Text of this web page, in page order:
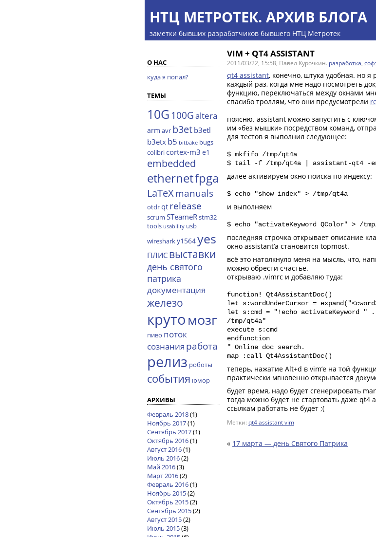
НТЦ МЕТРОТЕК. АРХИВ БЛОГА
заметки бывших разработчиков бывшего НТЦ Метротек
VIM + QT4 ASSISTANT
2011/03/22, 15:58, Павел Курочкин. разработка,
qt4 assistant, конечно, штука удобная. но
каждый раз, когда мне надо посмотреть
функцию, переключаться между окнами
спасибо троллям, что они предусмотрели
поясню. assistant можно запустить с
им «без мышки» посредством команд,
для тестов я выполнил следующее:
$ mkfifo /tmp/qt4a
$ tail -f /tmp/qt4a | assistant-qt4 -
далее активируем окно поиска по индексу:
$ echo "show index" > /tmp/qt4a
и выполняем
$ echo "activateKeyword QColor" > /
последняя строчка открывает описание
окно assistant’a становится topmost.
всё это натолкнуло меня на мысль, что,
можно обрести счастье.
открываю .vimrc и добавляю туда:
function! Qt4AssistantDoc()
let s:wordUnderCursor =
let s:cmd = "!echo activateKeyword "
/tmp/qt4a"
execute s:cmd
endfunction
" Online doc search.
map :call Qt4AssistantDoc()
теперь, нажатие Alt+d в vim’e на той
практически мгновенно открывается
будет время, надо будет сгенерировать
тогда можно будет не стартовать даже
ссылкам работать не будет ;(
Метки: qt4 assistant vim
« 17 марта — день Святого Патрика
О НАС
куда я попал?
ТЕМЫ
10G 100Galtera
arm avr b3et b3etl
b3etx b5 bitbake bugs
colibri cortex-m3 e1
embedded
ethernetfpga
LaTeXmanuals
otdr qt release
scrum STeameRstm32
tools usability usb
wiresharky1564yes
ПЛИС выставки
день святого
патрика
документация
железо
крутомозг
пиво поток
сознания работа
релиз роботы
события юмор
АРХИВЫ
Февраль 2018(1)
Ноябрь 2017(1)
Сентябрь 2017(1)
Октябрь 2016(1)
Август 2016(1)
Июль 2016(2)
Май 2016(3)
Март 2016(2)
Февраль 2016(1)
Ноябрь 2015(2)
Октябрь 2015(2)
Сентябрь 2015(2)
Август 2015(2)
Июль 2015(3)